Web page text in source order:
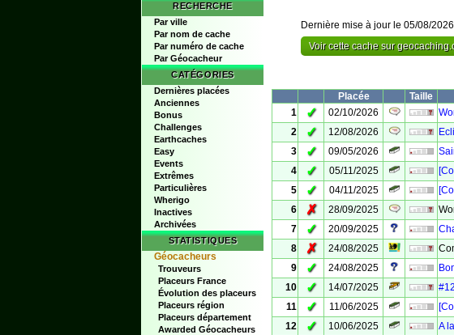
RECHERCHE
Par ville
Par nom de cache
Par numéro de cache
Par Géocacheur
CATÉGORIES
Dernières placées
Anciennes
Bonus
Challenges
Earthcaches
Easy
Events
Extrêmes
Particulières
Wherigo
Inactives
Archivées
STATISTIQUES
Géocacheurs
Trouveurs
Placeurs France
Évolution des placeurs
Placeurs région
Placeurs département
Awarded Géocacheurs
Dernière mise à jour le 05/08/
Voir cette cache sur
Placée Taille
1
✓ 02/10/2026
2
✓ 12/08/2026
3
✓ 09/05/2026
4
✓ 05/11/2025
5
✓ 04/11/2025
6
✗ 28/09/2025
7
✓ 20/09/2025
8
✗ 24/08/2025
9
✓ 24/08/2025
10
✓ 14/07/2025
11
✓ 11/06/2025
12
✓ 10/06/2025
A